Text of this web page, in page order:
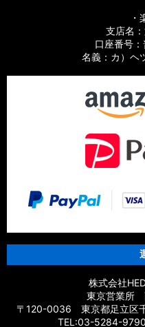
・
支店名
口座番号
名義：カ）ヘ
株式会社
東京営業所
〒120-0036 東京都足立区
TEL:03-5284-